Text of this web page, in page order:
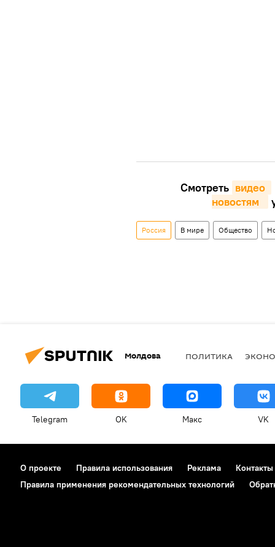
Смотреть видео
новостям
Россия В мире Общество
Молдова ПОЛИТИКА
Telegram OK Макс VK
О проекте Правила использования Реклама
Контакты
Правила применения рекомендательных технологий